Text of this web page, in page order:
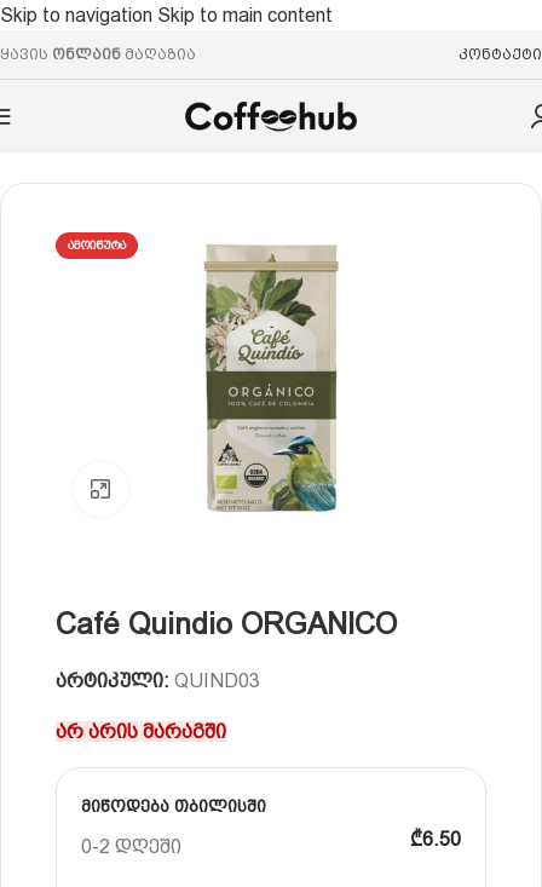
Skip to navigation Skip to main content
ყავის ონლაინ მაღაზია კონტაქტი
ᲐᲛᲝᲘᲬᲣᲠᲐ
Click to enlarge
Café Quindio ORGANICO
არტიკული: QUIND03
არ არის მარაგში
მიწოდება თბილისში
0-2 დღეში ₾6.50